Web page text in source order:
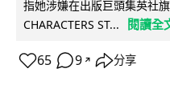
指她涉嫌在出版巨頭集英社
CHARACTERS ST...
閱讀全
65 9 ↗ 分享